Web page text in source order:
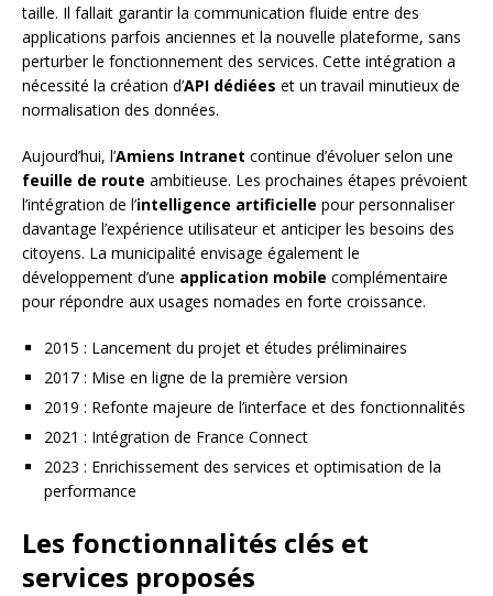
taille. Il fallait garantir la communication fluide entre des
applications parfois anciennes et la nouvelle plateforme, sans
perturber le fonctionnement des services. Cette intégration a
nécessité la création d’API dédiées et un travail minutieux de
normalisation des données.
Aujourd’hui, l’Amiens Intranet continue d’évoluer selon une
feuille de route ambitieuse. Les prochaines étapes prévoient
l’intégration de l’intelligence artificielle pour personnaliser
davantage l’expérience utilisateur et anticiper les besoins des
citoyens. La municipalité envisage également le
développement d’une application mobile complémentaire
pour répondre aux usages nomades en forte croissance.
2015 : Lancement du projet et études préliminaires
2017 : Mise en ligne de la première version
2019 : Refonte majeure de l’interface et des fonctionnalités
2021 : Intégration de France Connect
2023 : Enrichissement des services et optimisation de la
performance
Les fonctionnalités clés et
services proposés